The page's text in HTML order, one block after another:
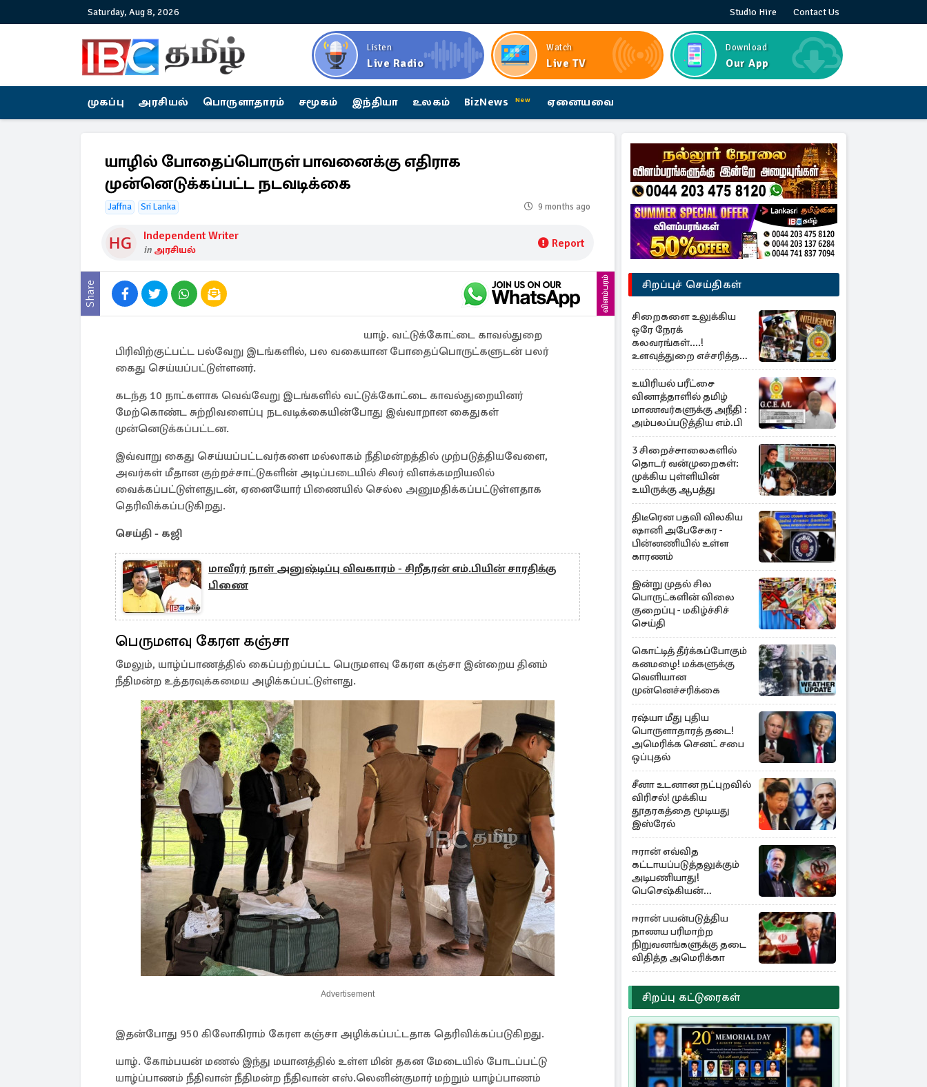
Saturday, Aug 8, 2026 Studio Hire Contact Us
Listen
Live Radio
Watch
Live TV
Download
Our App
முகப்பு அரசியல் பொருளாதாரம் சமூகம் இந்தியா உலகம் BizNews New ஏனையவை
யாழில் போதைப்பொருள் பாவனைக்கு எதிராக
முன்னெடுக்கப்பட்ட நடவடிக்கை
Jaffna Sri Lanka 9 months ago
Independent Writer
in அரசியல் Report
Share விளம்பரம்
யாழ். வட்டுக்கோட்டை காவல்துறை
பிரிவிற்குட்பட்ட பல்வேறு இடங்களில், பல வகையான போதைப்பொருட்களுடன் பலர்
கைது செய்யப்பட்டுள்ளனர்.
கடந்த 10 நாட்களாக வெவ்வேறு இடங்களில் வட்டுக்கோட்டை காவல்துறையினர்
மேற்கொண்ட சுற்றிவளைப்பு நடவடிக்கையின்போது இவ்வாறான கைதுகள்
முன்னெடுக்கப்பட்டன.
இவ்வாறு கைது செய்யப்பட்டவர்களை மல்லாகம் நீதிமன்றத்தில் முற்படுத்தியவேளை,
அவர்கள் மீதான குற்றச்சாட்டுகளின் அடிப்படையில் சிலர் விளக்கமறியலில்
வைக்கப்பட்டுள்ளதுடன், ஏனையோர் பிணையில் செல்ல அனுமதிக்கப்பட்டுள்ளதாக
தெரிவிக்கப்படுகிறது.
செய்தி - கஜி
மாவீரர் நாள் அனுஷ்டிப்பு விவகாரம் - சிறீதரன் எம்.பியின் சாரதிக்கு
பிணை
பெருமளவு கேரள கஞ்சா
மேலும், யாழ்ப்பாணத்தில் கைப்பற்றப்பட்ட பெருமளவு கேரள கஞ்சா இன்றைய தினம்
நீதிமன்ற உத்தரவுக்கமைய அழிக்கப்பட்டுள்ளது.
Advertisement
இதன்போது 950 கிலோகிராம் கேரள கஞ்சா அழிக்கப்பட்டதாக தெரிவிக்கப்படுகிறது.
யாழ். கோம்பயன் மணல் இந்து மயானத்தில் உள்ள மின் தகன மேடையில் போடப்பட்டு
யாழ்ப்பாணம் நீதிவான் நீதிமன்ற நீதிவான் எஸ்.லெனின்குமார் மற்றும் யாழ்ப்பாணம்
சிறப்புச் செய்திகள்
சிறைகளை உலுக்கிய
ஒரே நேரக்
கலவரங்கள்....!
உளவுத்துறை எச்சரித்த
பாரிய சதி அம்பலம்
உயிரியல் பரீட்சை
வினாத்தாளில் தமிழ்
மாணவர்களுக்கு அநீதி :
அம்பலப்படுத்திய எம்.பி
3 சிறைச்சாலைகளில்
தொடர் வன்முறைகள்:
முக்கிய புள்ளியின்
உயிருக்கு ஆபத்து
திடீரென பதவி விலகிய
ஷானி அபேசேகர -
பின்னணியில் உள்ள
காரணம்
இன்று முதல் சில
பொருட்களின் விலை
குறைப்பு - மகிழ்ச்சிச்
செய்தி
கொட்டித் தீர்க்கப்போகும்
கனமழை! மக்களுக்கு
வெளியான
முன்னெச்சரிக்கை
ரஷ்யா மீது புதிய
பொருளாதாரத் தடை!
அமெரிக்க செனட் சபை
ஒப்புதல்
சீனா உடனான நட்புறவில்
விரிசல்! முக்கிய
தூதரகத்தை மூடியது
இஸ்ரேல்
ஈரான் எவ்வித
கட்டாயப்படுத்தலுக்கும்
அடிபணியாது!
பெசெஷ்கியன்
அறிவிப்பு
ஈரான் பயன்படுத்திய
நாணய பரிமாற்ற
நிறுவனங்களுக்கு தடை
விதித்த அமெரிக்கா
சிறப்பு கட்டுரைகள்